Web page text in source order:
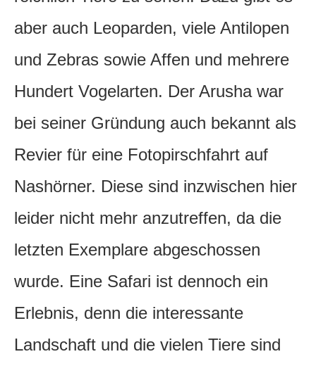
aber auch Leoparden, viele Antilopen
und Zebras sowie Affen und mehrere
Hundert Vogelarten. Der Arusha war
bei seiner Gründung auch bekannt als
Revier für eine Fotopirschfahrt auf
Nashörner. Diese sind inzwischen hier
leider nicht mehr anzutreffen, da die
letzten Exemplare abgeschossen
wurde. Eine Safari ist dennoch ein
Erlebnis, denn die interessante
Landschaft und die vielen Tiere sind